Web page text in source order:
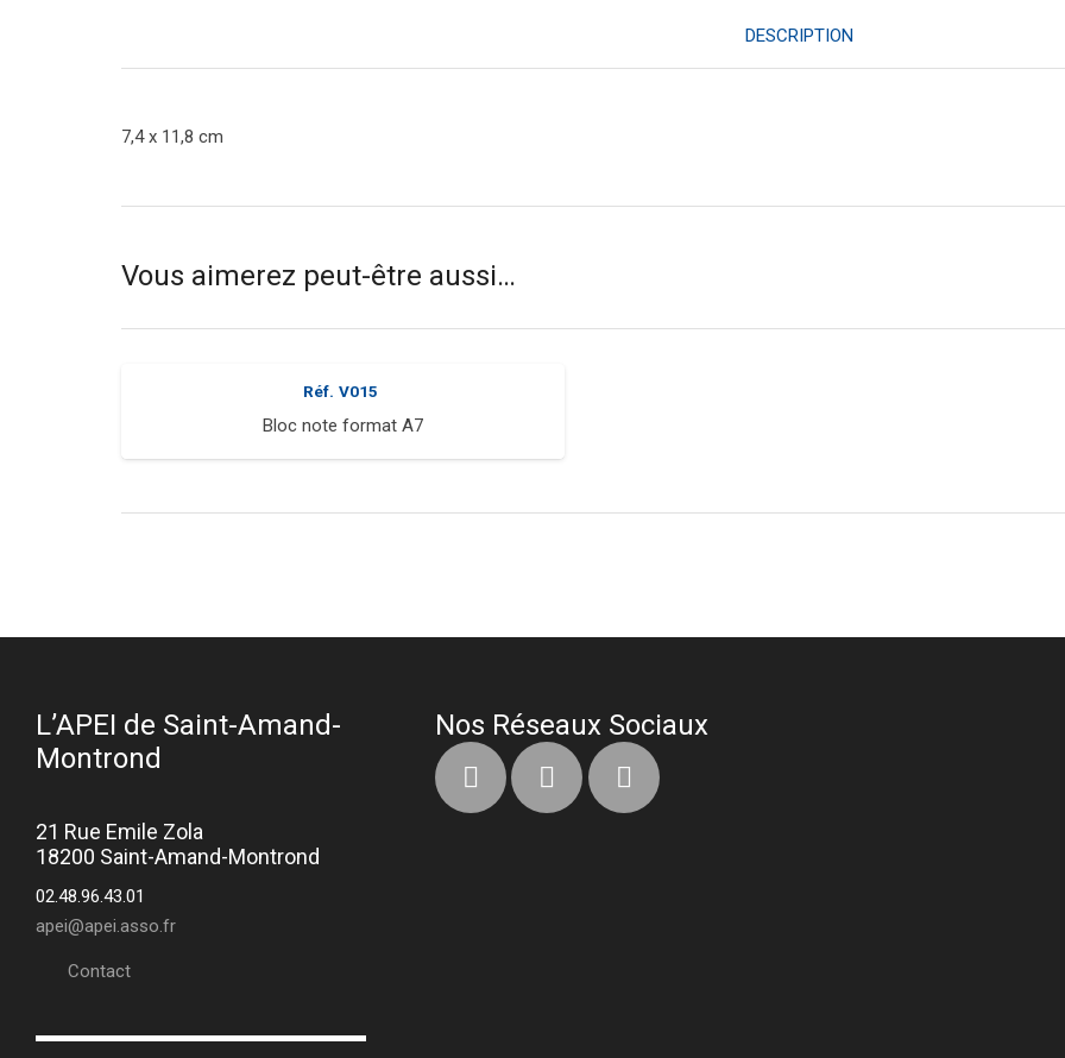
DESCRIPTION
7,4 x 11,8 cm
Vous aimerez peut-être aussi…
Réf. V015
Bloc note format A7
L’APEI de Saint-Amand-
Montrond
21 Rue Emile Zola
18200 Saint-Amand-Montrond
02.48.96.43.01
apei@apei.asso.fr
Contact
Nos Réseaux Sociaux